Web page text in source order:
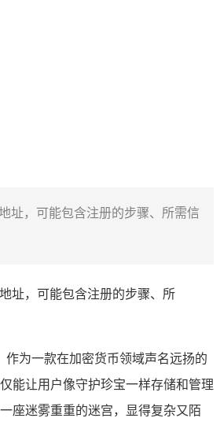
址，可能包含注册的步骤、所需信
址，可能包含注册的步骤、所
作为一款在加密货币领域声名远扬的
能让用户像守护珍宝一样存储和管理
座迷雾重重的迷宫，显得复杂又陌